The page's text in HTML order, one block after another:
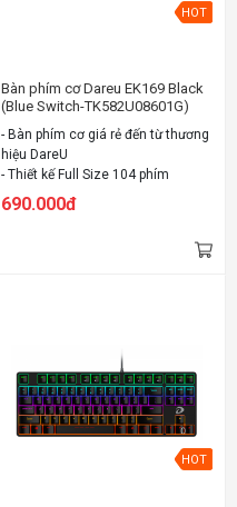
HOT
Bàn phím cơ Dareu EK169 Black
(Blue Switch-TK582U08601G)
- Bàn phím cơ giá rẻ đến từ thương
hiệu DareU
- Thiết kế Full Size 104 phím
- Đèn LED RGB nhiều màu
- Sử dụng "D" Switch quen thuộc
690.000đ
HOT